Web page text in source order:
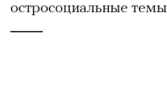
остросоциальные темы